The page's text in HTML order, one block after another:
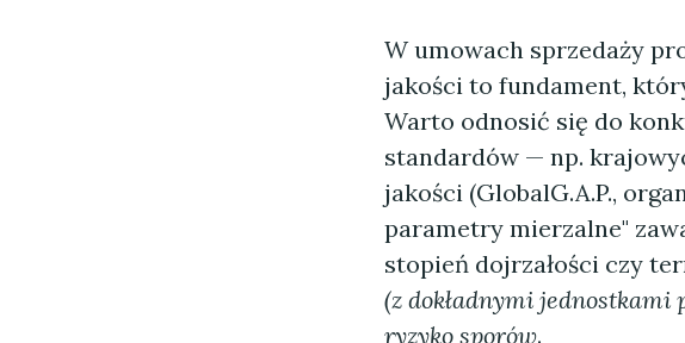
W umowach sprzedaży
jakości to fundament,
Warto odnosić się do
standardów — np.
jakości (GlobalG.A.P.,
parametry mierzalne"
stopień dojrzałości czy
(z dokładnymi
ryzyko sporów.